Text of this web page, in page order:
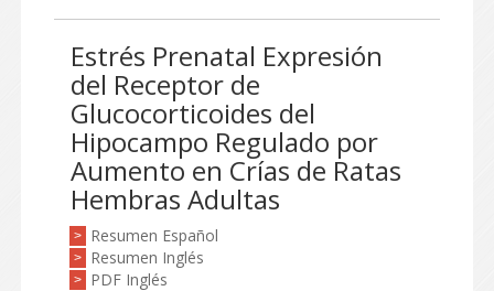
Estrés Prenatal Expresión
del Receptor de
Glucocorticoides del
Hipocampo Regulado por
Aumento en Crías de Ratas
Hembras Adultas
> Resumen Español
> Resumen Inglés
> PDF Inglés